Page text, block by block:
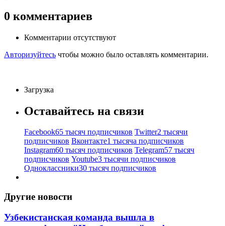
0 комментариев
Комментарии отсутствуют
Авторизуйтесь чтобы можно было оставлять комментарии.
Загрузка
Оставайтесь на связи
Facebook65 тысяч подписчиков Twitter2 тысячи
подписчиков Вконтакте1 тысяча подписчиков
Instagram60 тысяч подписчиков Telegram57 тысяч
подписчиков Youtube3 тысячи подписчиков
Одноклассники30 тысяч подписчиков
Другие новости
Узбекистанская команда вышла в